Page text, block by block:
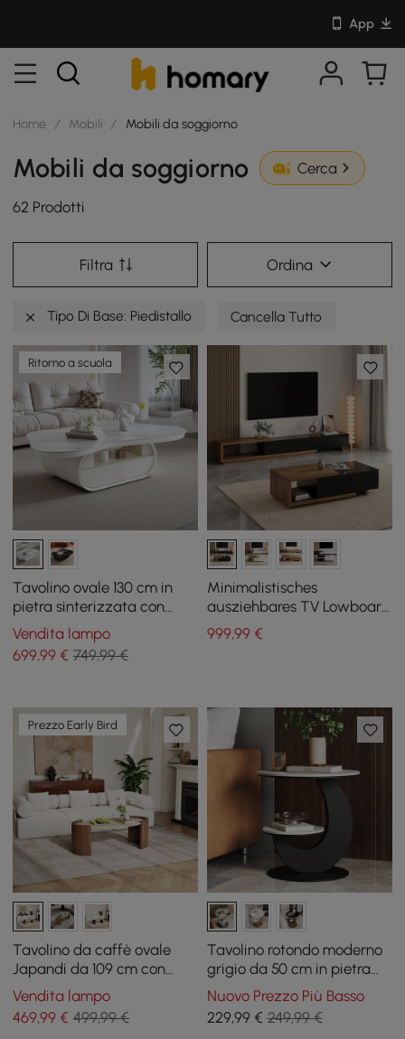
App
Home / Mobili / Mobili da soggiorno
Mobili da soggiorno Cerca
62 Prodotti
Filtra Ordina
Tipo Di Base: Piedistallo Cancella Tutto
Ritorno a scuola
Tavolino ovale 130 cm in
pietra sinterizzata con
contenitore
Vendita lampo
699,99 € 749,99 €
Minimalistisches
ausziehbares TV Lowboard
& Couchtisch Set Quoint
999,99€
Prezzo Early Bird
Tavolino da caffè ovale
Japandi da 109 cm con
piano in travertino
Vendita lampo
469,99 € 499,99 €
Tavolino rotondo moderno
grigio da 50 cm in pietra
sinterizzata a 2 livelli
Nuovo Prezzo Più Basso
229,99€ 249,99 €